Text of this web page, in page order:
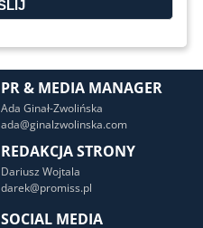
PR & MEDIA MANAGER
Ada Ginał-Zwolińska
ada@ginalzwolinska.com
REDAKCJA STRONY
Dariusz Wojtala
darek@promiss.pl
SOCIAL MEDIA